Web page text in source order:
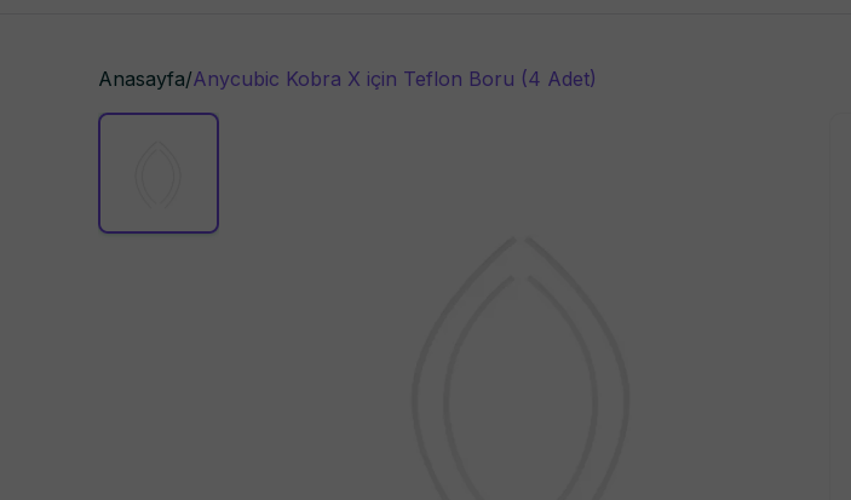
Anasayfa/Anycubic Kobra X için Teflon Boru (4 Adet)